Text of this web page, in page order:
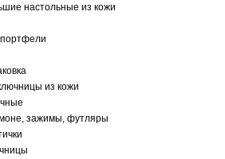
настольные из кожи
портфели
из кожи
зажимы, футляры